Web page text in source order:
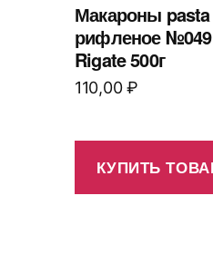
Макароны
рифленое №049
Rigate 500г
110,00₽
КУПИТЬ